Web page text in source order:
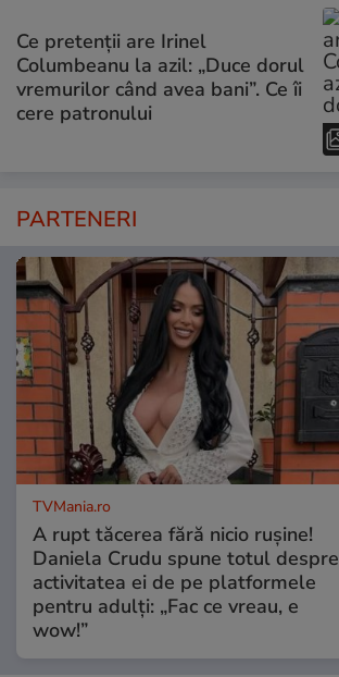
Ce pretenții are Irinel
Columbeanu la azil: „Duce dorul
vremurilor când avea bani”. Ce îi
cere patronului
PARTENERI
TVMania.ro
A rupt tăcerea fără nicio rușine!
Daniela Crudu spune totul despre
activitatea ei de pe platformele
pentru adulți: „Fac ce vreau, e
wow!”